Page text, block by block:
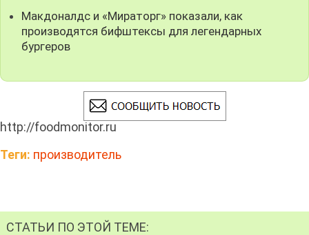
Макдоналдс и «Мираторг» показали, как
производятся бифштексы для легендарных
бургеров
http://foodmonitor.ru
Теги: производитель
СТАТЬИ ПО ЭТОЙ ТЕМЕ: